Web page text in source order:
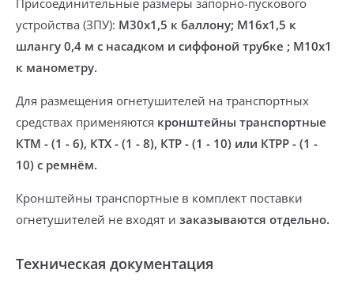
Присоединительные размеры запорно-пускового
устройства (ЗПУ): М30х1,5 к баллону; М16х1,5 к
шлангу 0,4 м с насадком и сиффоной трубке ; М10х1
к манометру.
Для размещения огнетушителей на транспортных
средствах применяются кронштейны транспортные
КТМ - (1 - 6), КТХ - (1 - 8), КТР - (1 - 10) или КТРР - (1 -
10) с ремнём.
Кронштейны транспортные в комплект поставки
огнетушителей не входят и заказываются отдельно.
Техническая документация